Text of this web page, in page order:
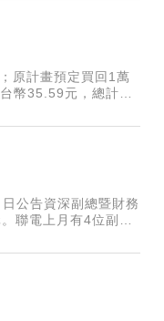
原計畫預定買回1萬
幣35.59元，總計買
公告資深副總暨財務
聯電上月有4位副總